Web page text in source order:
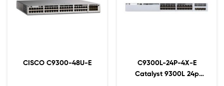
CISCO C9300-48U-E
C9300L-24P-4X-E
Catalyst 9300L 24p